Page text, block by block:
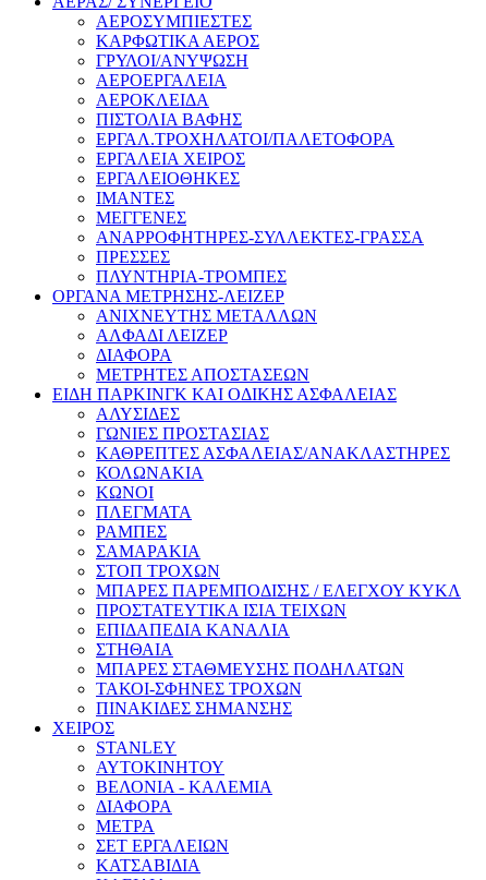
ΑΕΡΟΣΥΜΠΙΕΣΤΕΣ
ΚΑΡΦΩΤΙΚΑ ΑΕΡΟΣ
ΓΡΥΛΟΙ/ΑΝΥΨΩΣΗ
ΑΕΡΟΕΡΓΑΛΕΙΑ
ΑΕΡΟΚΛΕΙΔΑ
ΠΙΣΤΟΛΙΑ ΒΑΦΗΣ
ΕΡΓΑΛ.ΤΡΟΧΗΛΑΤΟΙ/ΠΑΛΕΤΟΦΟΡΑ
ΕΡΓΑΛΕΙΑ ΧΕΙΡΟΣ
ΕΡΓΑΛΕΙΟΘΗΚΕΣ
ΙΜΑΝΤΕΣ
ΜΕΓΓΕΝΕΣ
ΑΝΑΡΡΟΦΗΤΗΡΕΣ-ΣΥΛΛΕΚΤΕΣ-ΓΡΑΣΣΑ
ΠΡΕΣΣΕΣ
ΠΛΥΝΤΗΡΙΑ-ΤΡΟΜΠΕΣ
ΟΡΓΑΝΑ ΜΕΤΡΗΣΗΣ-ΛΕΙΖΕΡ
ΑΝΙΧΝΕΥΤΗΣ ΜΕΤΑΛΛΩΝ
ΑΛΦΑΔΙ ΛΕΙΖΕΡ
ΔΙΑΦΟΡΑ
ΜΕΤΡΗΤΕΣ ΑΠΟΣΤΑΣΕΩΝ
ΕΙΔΗ ΠΑΡΚΙΝΓΚ ΚΑΙ ΟΔΙΚΗΣ ΑΣΦΑΛΕΙΑΣ
ΑΛΥΣΙΔΕΣ
ΓΩΝΙΕΣ ΠΡΟΣΤΑΣΙΑΣ
ΚΑΘΡΕΠΤΕΣ ΑΣΦΑΛΕΙΑΣ/ΑΝΑΚΛΑΣΤΗΡΕΣ
ΚΟΛΩΝΑΚΙΑ
ΚΩΝΟΙ
ΠΛΕΓΜΑΤΑ
ΡΑΜΠΕΣ
ΣΑΜΑΡΑΚΙΑ
ΣΤΟΠ ΤΡΟΧΩΝ
ΜΠΑΡΕΣ ΠΑΡΕΜΠΟΔΙΣΗΣ / ΕΛΕΓΧΟΥ ΚΥΚΛ
ΠΡΟΣΤΑΤΕΥΤΙΚΑ ΙΣΙΑ ΤΕΙΧΩΝ
ΕΠΙΔΑΠΕΔΙΑ ΚΑΝΑΛΙΑ
ΣΤΗΘΑΙΑ
ΜΠΑΡΕΣ ΣΤΑΘΜΕΥΣΗΣ ΠΟΔΗΛΑΤΩΝ
ΤΑΚΟΙ-ΣΦΗΝΕΣ ΤΡΟΧΩΝ
ΠΙΝΑΚΙΔΕΣ ΣΗΜΑΝΣΗΣ
ΧΕΙΡΟΣ
STANLEY
ΑΥΤΟΚΙΝΗΤΟΥ
ΒΕΛΟΝΙΑ - ΚΑΛΕΜΙΑ
ΔΙΑΦΟΡΑ
ΜΕΤΡΑ
ΣΕΤ ΕΡΓΑΛΕΙΩΝ
ΚΑΤΣΑΒΙΔΙΑ